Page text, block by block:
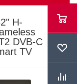
H-
DVB-C
TV